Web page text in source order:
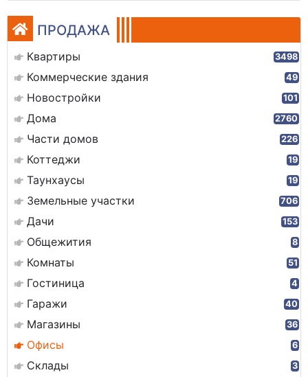
ПРОДАЖА
Квартиры 3498
Коммерческие здания 49
Новостройки 101
Дома 2760
Части домов 226
Коттеджи 19
Таунхаусы 19
Земельные участки 706
Дачи 153
Общежития 8
Комнаты 51
Гостиница 4
Гаражи 40
Магазины 36
Офисы 6
Склады 3